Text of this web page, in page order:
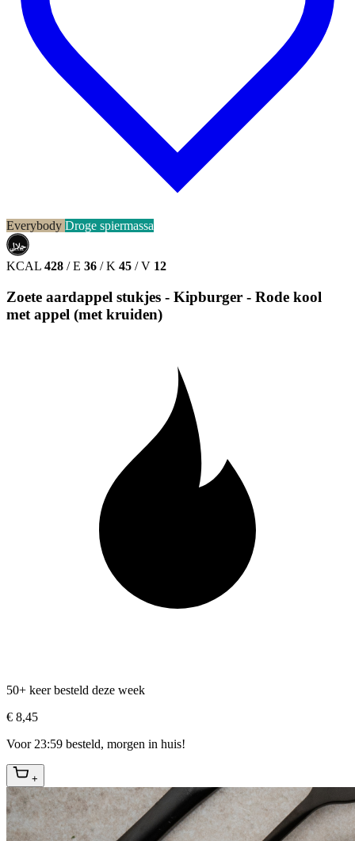
Everybody Droge spiermassa
حلال
HALAL
KCAL 428 / E 36 / K 45 / V 12
Zoete aardappel stukjes - Kipburger - Rode kool
met appel (met kruiden)
50+ keer besteld deze week
€ 8,45
Voor 23:59 besteld, morgen in huis!
+